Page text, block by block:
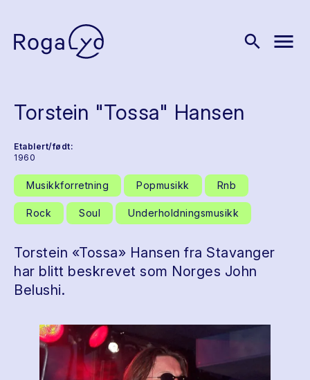
search menu
Torstein "Tossa" Hansen
Etablert/født:
1960
Musikkforretning Popmusikk Rnb
Rock Soul Underholdningsmusikk
Torstein «Tossa» Hansen fra Stavanger
har blitt beskrevet som Norges John
Belushi.